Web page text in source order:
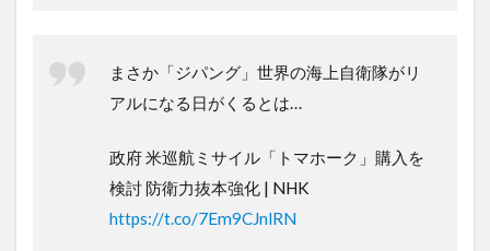
まさか「ジパング」世界の海上自衛隊がリ
アルになる日がくるとは…
政府 米巡航ミサイル「トマホーク」購入を
検討 防衛力抜本強化 | NHK
https://t.co/7Em9CJnlRN